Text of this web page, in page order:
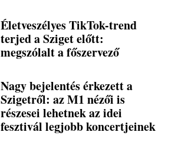
Életveszélyes TikTok-trend
terjed a Sziget előtt:
megszólalt a főszervező
Nagy bejelentés érkezett a
Szigetről: az M1 nézői is
részesei lehetnek az idei
fesztivál legjobb koncertjeinek